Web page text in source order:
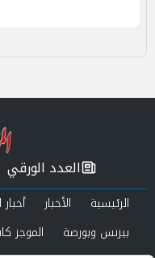
العدد الورقي
الرئيسية الأخبار
بيزنس وبورصة
الموجز